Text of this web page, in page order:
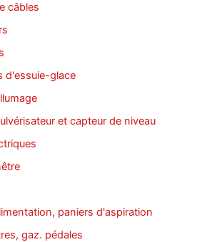
câbles
d'essuie-glace
et capteur de niveau
paniers d'aspiration
gaz. pédales